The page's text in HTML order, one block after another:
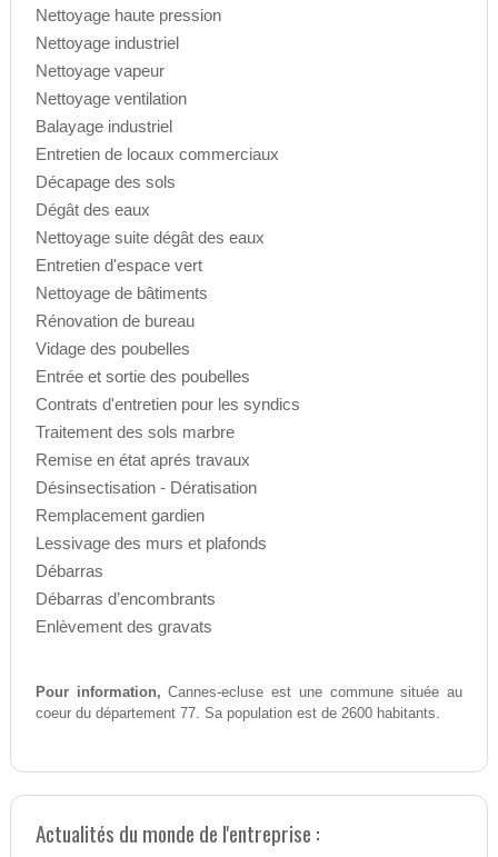
Nettoyage haute pression
Nettoyage industriel
Nettoyage vapeur
Nettoyage ventilation
Balayage industriel
Entretien de locaux commerciaux
Décapage des sols
Dégât des eaux
Nettoyage suite dégât des eaux
Entretien d'espace vert
Nettoyage de bâtiments
Rénovation de bureau
Vidage des poubelles
Entrée et sortie des poubelles
Contrats d'entretien pour les syndics
Traitement des sols marbre
Remise en état aprés travaux
Désinsectisation - Dératisation
Remplacement gardien
Lessivage des murs et plafonds
Débarras
Débarras d’encombrants
Enlèvement des gravats
Pour information, Cannes-ecluse est une commune située au
coeur du département 77. Sa population est de 2600 habitants.
Actualités du monde de l'entreprise :